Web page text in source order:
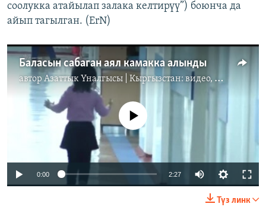
соолукка атайылап залака келтирүү”) боюнча да
айып тагылган. (ErN)
Баласын сабаган аял камакка алынды
авторАзаттык Үналгысы | Кыргызстан: видео, фото, кабарлар
No media source currently available
0:00 2:27
Түз линк